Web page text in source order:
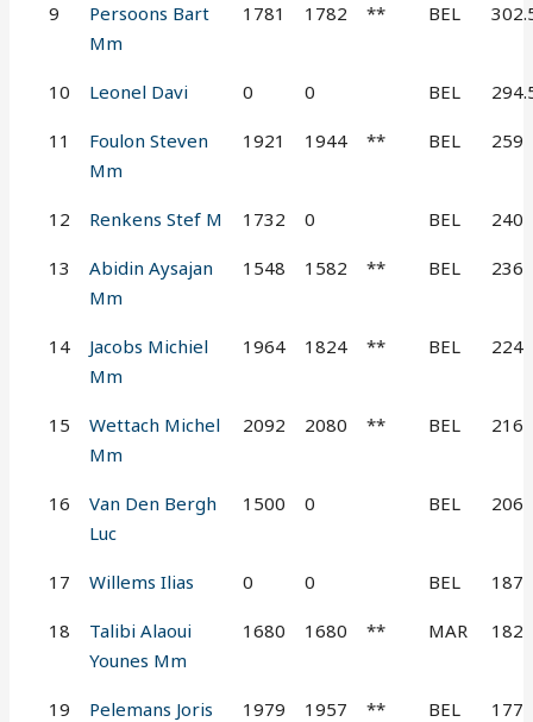
9
Persoons Bart
Mm
1781 1782 ** BEL
10 Leonel Davi 0 0 BEL
11
Foulon Steven
Mm
1921 1944 ** BEL 259
12 Renkens Stef M 1732 0 BEL 240
13
Abidin Aysajan
Mm
1548 1582 ** BEL 236
14
Jacobs Michiel
Mm
1964 1824 ** BEL 224
15
Wettach Michel
Mm
2092 2080 ** BEL 216
16
Van Den Bergh
Luc
1500 0 BEL 206
17 Willems Ilias 0 0 BEL 187
18
Talibi Alaoui
Younes Mm
1680 1680 ** MAR 182
19
Pelemans Joris
1979 1957 ** BEL 177